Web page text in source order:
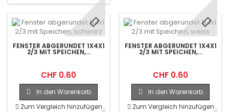
FENSTER ABGERUNDET 1X4X1
2/3 MIT SPEICHEN,...
CHF 0.60
In den Warenkorb
Zum Vergleich hinzufügen
FENSTER ABGERUNDET 1X4X1
2/3 MIT SPEICHEN,...
CHF 0.60
In den Warenkorb
Zum Vergleich hinzufügen